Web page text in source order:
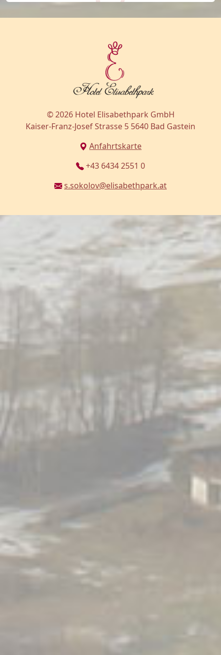
© 2026 Hotel Elisabethpark GmbH
Kaiser-Franz-Josef Strasse 5 5640 Bad Gastein
Anfahrtskarte
+43 6434 2551 0
s.sokolov@elisabethpark.at